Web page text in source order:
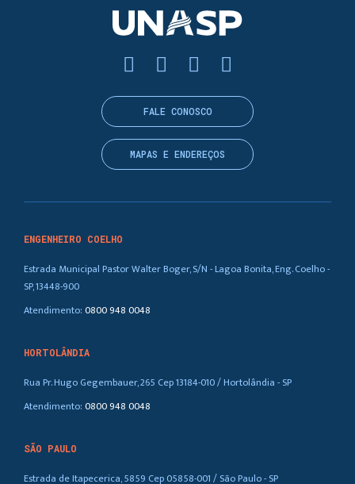
ENGENHEIRO COELHO
Estrada Municipal Pastor Walter Boger, S/N - Lagoa Bonita, Eng. Coelho -
SP, 13448-900
Atendimento:0800 948 0048
HORTOLÂNDIA
Rua Pr. Hugo Gegembauer, 265 Cep 13184-010 / Hortolândia - SP
Atendimento:0800 948 0048
SÃO PAULO
Estrada de Itapecerica, 5859 Cep 05858-001 / São Paulo - SP
FALE CONOSCO
MAPAS E ENDEREÇOS